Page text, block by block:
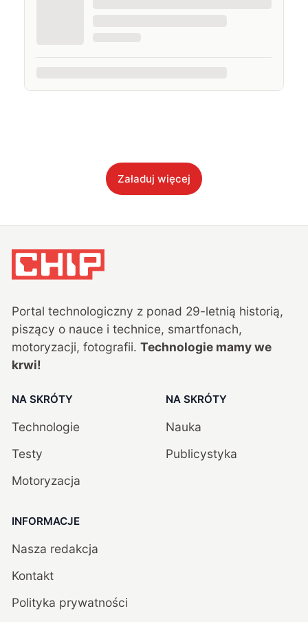
Załaduj więcej
Portal technologiczny z ponad 29-letnią historią,
piszący o nauce i technice, smartfonach,
motoryzacji, fotografii. Technologie mamy we
krwi!
NA SKRÓTY
Technologie
Testy
Motoryzacja
NA SKRÓTY
Nauka
Publicystyka
INFORMACJE
Nasza redakcja
Kontakt
Polityka prywatności